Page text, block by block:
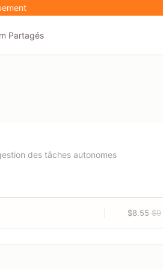
Partagés
des tâches autonomes
$8.55 $9